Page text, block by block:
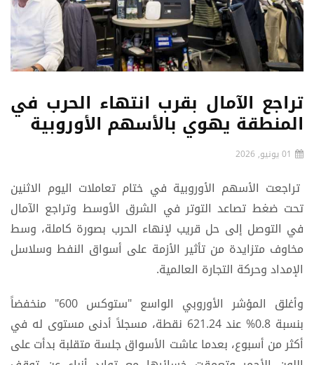
تراجع الآمال بقرب انتهاء الحرب في
المنطقة يهوي بالأسهم الأوروبية
01 يونيو, 2026
تراجعت الأسهم الأوروبية في ختام تعاملات اليوم الاثنين
تحت ضغط تصاعد التوتر في الشرق الأوسط وتراجع الآمال
في التوصل إلى حل قريب لإنهاء الحرب بصورة كاملة، وسط
مخاوف متزايدة من تأثير الأزمة على أسواق النفط وسلاسل
الإمداد وحركة التجارة العالمية.
وأغلق المؤشر الأوروبي الواسع "ستوكس 600" منخفضاً
بنسبة 0.8% عند 621.24 نقطة، مسجلاً أدنى مستوى له في
أكثر من أسبوع، بعدما عاشت الأسواق جلسة متقلبة بدأت على